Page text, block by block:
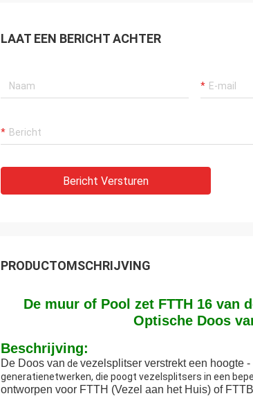
LAAT EEN BERICHT ACHTER
Bericht Versturen
PRODUCTOMSCHRIJVING
De muur of Pool zet FTTH 16 van
Optische Doos
Beschrijving:
De Doos van de vezelsplitser verstrekt een hoogte
generatienetwerken, die poogt vezelsplitsers in een
ontworpen voor FTTH (Vezel aan het Huis) of